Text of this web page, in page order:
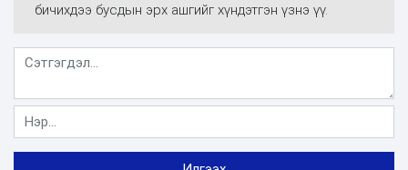
бичихдээ бусдын эрх ашгийг хүндэтгэн үзнэ үү.